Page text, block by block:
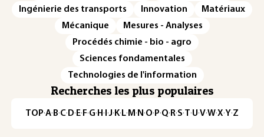
Ingénierie des transports
Innovation
Matériaux
Mécanique
Mesures - Analyses
Procédés chimie - bio - agro
Sciences fondamentales
Technologies de l'information
Recherches les plus populaires
TOP·A·B·C· D· E· F·G· H · ·J· K· L· M · N ·O· P·Q· R·S·T·U·V·W·X·Y·Z